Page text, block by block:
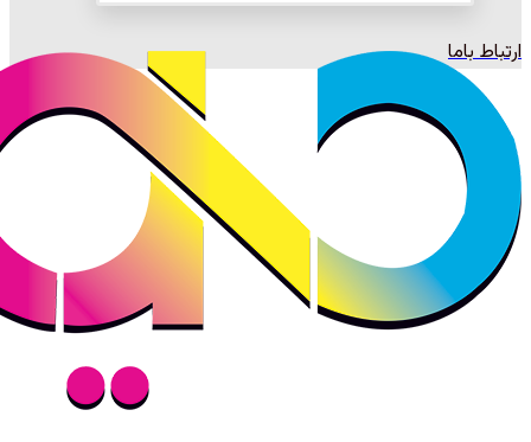
ارتباط باما